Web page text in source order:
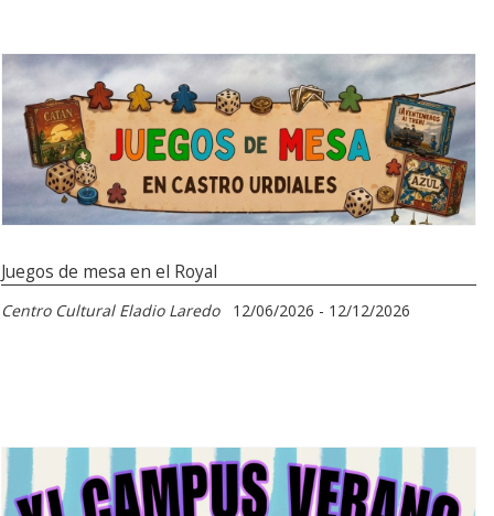
Juegos de mesa en el Royal
Centro Cultural Eladio Laredo 12/06/2026 - 12/12/2026